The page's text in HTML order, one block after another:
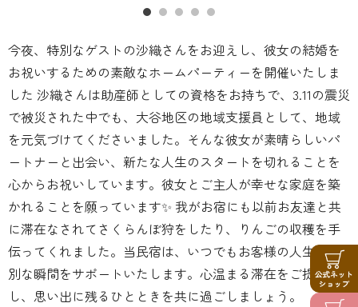
今夜、特別なゲストの沙織さんをお迎えし、彼女の結婚を
お祝いするための素敵なホームパーティーを開催いたしま
した 沙織さんは助産師としての資格をお持ちで、3.11の震災
で被災された中でも、大谷地区の地域支援員として、地域
を元気づけてくださいました。そんな彼女が素晴らしいパ
ートナーと出会い、新たな人生のスタートを切れることを
心からお祝いしています。彼女とご主人が幸せな家庭を築
かれることを願っています✨ 我がお宿にも以前お友達と共
に滞在なされてさくらんぼ狩をしたり、りんごの収穫を手
伝ってくれました。当民宿は、いつでもお客様の人生の特
別な瞬間をサポートいたします。心温まる滞在をご提供
し、思い出に残るひとときを共に過ごしましょう。